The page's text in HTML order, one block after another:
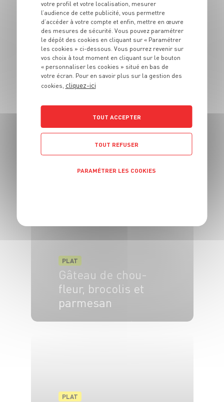
PLAT
Soupe de ravioles
au pak choï
4 pers. 30 min 15 min
Wok de nouilles
sautées et haricots
mungo
PLAT
Gâteau de chou-
fleur, brocolis et
parmesan
PLAT
votre profil et votre localisation, mesurer
l’audience de cette publicité, vous permettre
d’accéder à votre compte et enfin, mettre en œuvre
des mesures de sécurité. Vous pouvez paramétrer
le dépôt des cookies en cliquant sur « Paramétrer
les cookies » ci-dessous. Vous pourrez revenir sur
vos choix à tout moment en cliquant sur le bouton
« personnaliser les cookies » situé en bas de
votre écran. Pour en savoir plus sur la gestion des
cookies, cliquez-ici
TOUT ACCEPTER
TOUT REFUSER
PARAMÉTRER LES COOKIES